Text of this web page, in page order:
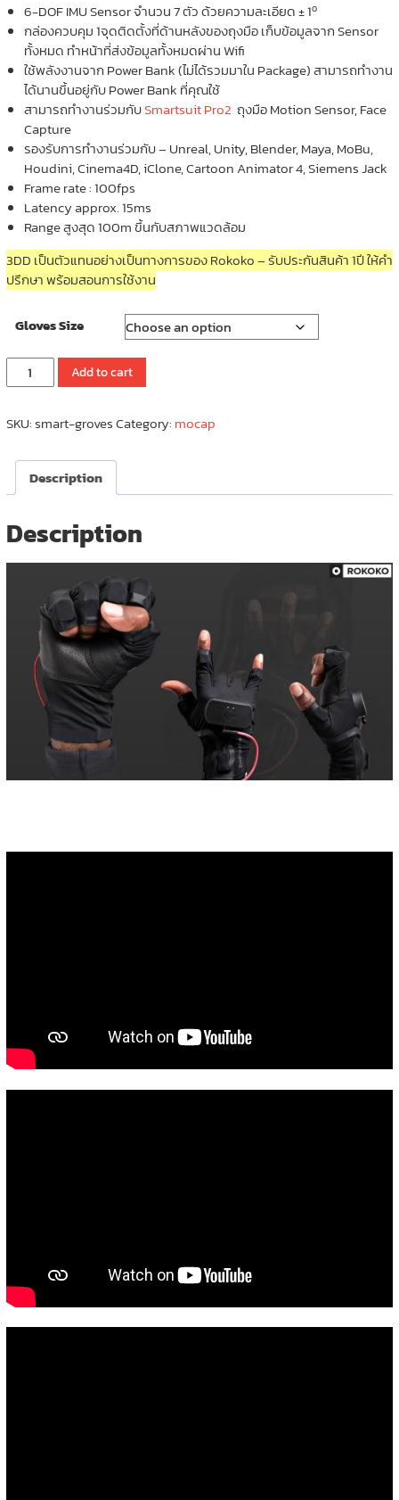
6-DOF IMU Sensor จำนวน 7 ตัว ด้วยความละเอียด ± 1o
กล่องควบคุม 1จุดติดตั้งที่ด้านหลังของถุงมือ เก็บข้อมูลจาก Sensor
ทั้งหมด ทำหน้าที่ส่งข้อมูลทั้งหมดผ่าน Wifi
ใช้พลังงานจาก Power Bank (ไม่ได้รวมมาใน Package) สามารถทำงาน
ได้นานขึ้นอยู่กับ Power Bank ที่คุณใช้
สามารถทำงานร่วมกับSmartsuit Pro2 ถุงมือ Motion Sensor, Face
Capture
รองรับการทำงานร่วมกับ – Unreal, Unity, Blender, Maya, MoBu,
Houdini, Cinema4D, iClone, Cartoon Animator 4, Siemens Jack
Frame rate : 100fps
Latency approx. 15ms
Range สูงสุด 100m ขึ้นกับสภาพแวดล้อม
3DD เป็นตัวแทนอย่างเป็นทางการของ Rokoko – รับประกันสินค้า 1ปี ให้คำ
ปรึกษา พร้อมสอนการใช้งาน
Gloves Size
SMART
GLOVES
จับ
เคลื่อนไหว
(เป็น
|
MOTION
GLOVES
Add to cart
SKU:smart-grovesCategory: mocap
Description
Description